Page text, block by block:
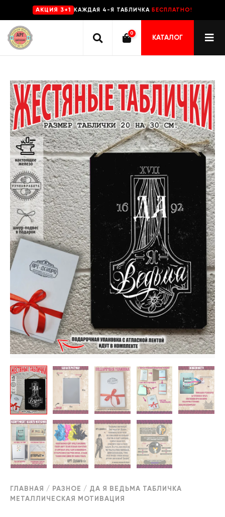
AKЦИЯ 3+1 КАЖДАЯ 4-Я ТАБЛИЧКА БЕСПЛАТНО!
0
КАТАЛОГ
ГЛАВНАЯ / РАЗНОЕ / ДА Я ВЕДЬМА ТАБЛИЧКА
МЕТАЛЛИЧЕСКАЯ МОТИВАЦИЯ